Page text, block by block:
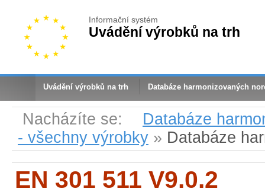
Informační systém
Uvádění výrobků na trh
Uvádění výrobků na trh Databáze harmonizovaných
Nacházíte se:
Databáze
- všechny výrobky » Databáze
EN 301 511 V9.0.2